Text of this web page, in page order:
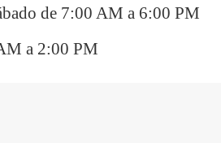
de 7:00 AM a 6:00 PM
a 2:00 PM